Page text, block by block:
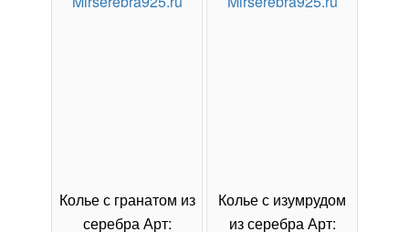
Колье с гранатом из
серебра Арт:
Колье с изумрудом
из серебра Арт: